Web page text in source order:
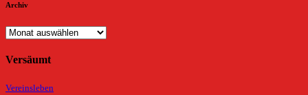
Archiv
Archiv
Versäumt
Vereinsleben